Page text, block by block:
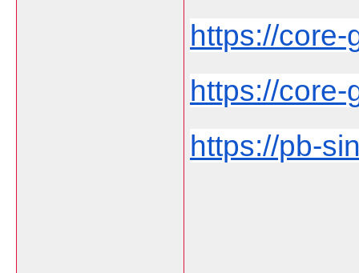
https://core-
https://core-
https://pb-